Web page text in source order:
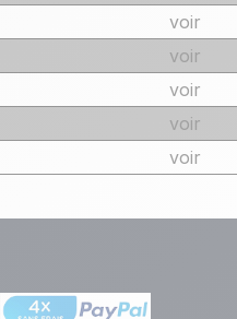
voir
voir
voir
voir
voir